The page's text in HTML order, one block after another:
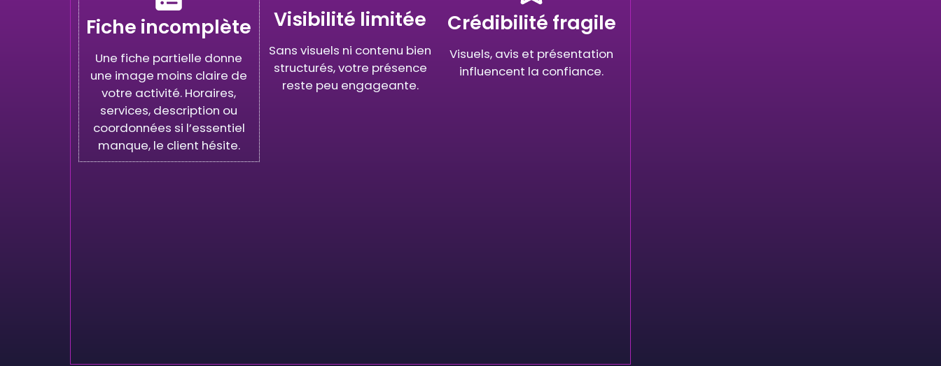
Fiche incomplète
Une fiche partielle donne
une image moins claire de
votre activité. Horaires,
services, description ou
coordonnées si l’essentiel
manque, le client hésite.
Visibilité limitée
Sans visuels ni contenu bien
structurés, votre présence
reste peu engageante.
Crédibilité fragile
Visuels, avis et présentation
influencent la confiance.